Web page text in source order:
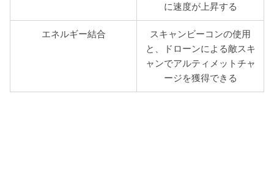
に速度が上昇する
エネルギー結合
スキャンビーコンの使用
と、ドローンによる敵スキ
ャンでアルティメットチャ
ージを獲得できる